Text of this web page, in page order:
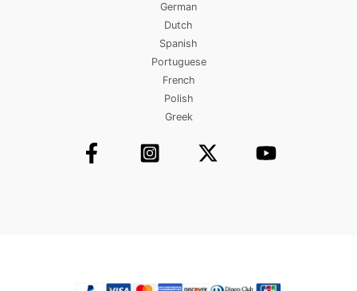
German
Dutch
Spanish
Portuguese
French
Polish
Greek